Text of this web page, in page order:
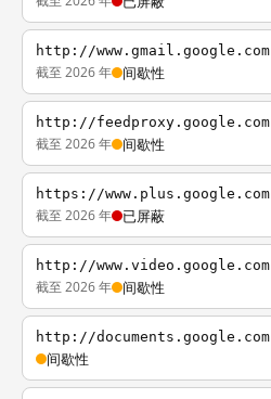
http://www.gmail.google.com
截至 2026 年 间歇性
http://feedproxy.google.com
截至 2026 年 间歇性
https://www.plus.google.com
截至 2026 年 已屏蔽
http://www.video.google.com
截至 2026 年 间歇性
http://documents.google.com
间歇性